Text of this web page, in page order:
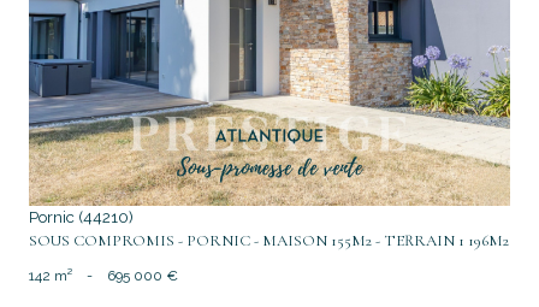
voir le bien
Pornic (44210)
SOUS COMPROMIS - PORNIC - MAISON 155M2 - TERRAIN 1 196M2
142 m² - 695 000 €